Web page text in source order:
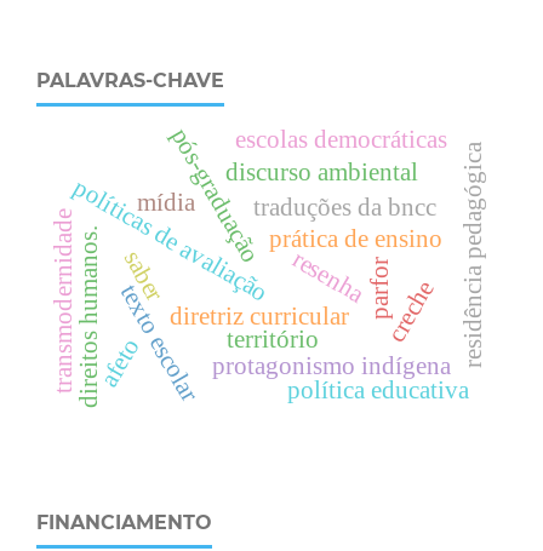
PALAVRAS-CHAVE
resenha
território
diretriz curricular
prática de ensino
texto escolar
políticas de avaliação
pós-graduação
protagonismo indígena
saber
política educativa
discurso ambiental
mídia residência pedagógica
d
i
r
e
i
t
o
s
h
u
m
a
n
o
s
.
escolas democráticas
parforcreche
traduções da bncc
transmodernidade afeto
FINANCIAMENTO